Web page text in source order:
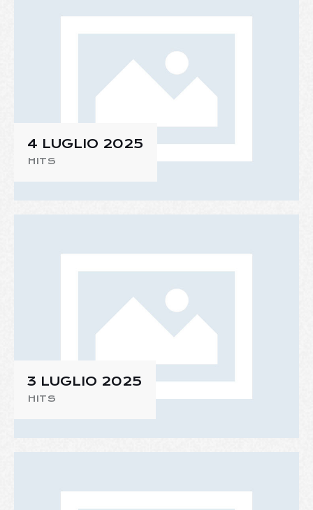
4 LUGLIO 2025
HITS
3 LUGLIO 2025
HITS